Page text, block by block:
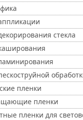
стекла
пленки
пленки
пленки для